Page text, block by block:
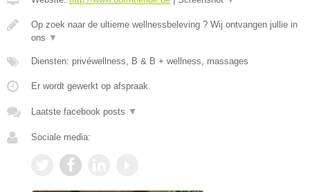
Op zoek naar de ultieme wellnessbeleving ? Wij ontvangen jullie in
ons ▼
Diensten: privéwellness, B & B + wellness, massages
Er wordt gewerkt op afspraak.
Laatste facebook posts ▼
Sociale media: